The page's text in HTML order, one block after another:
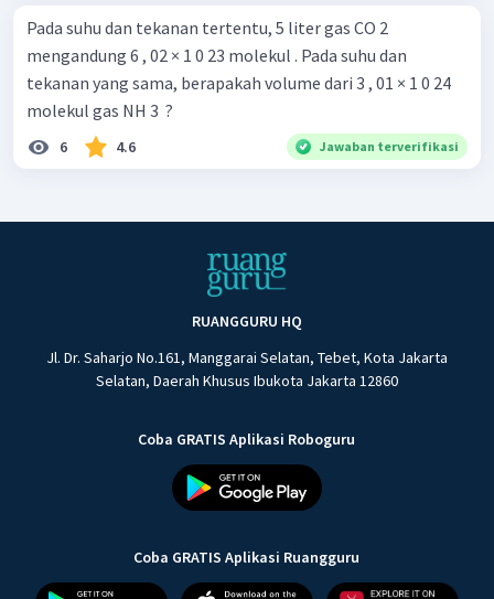
Pada suhu dan tekanan tertentu, 5 liter gas CO 2 ​
mengandung 6 , 02 × 1 0 23 molekul . Pada suhu dan
tekanan yang sama, berapakah volume dari 3 , 01 × 1 0 24
molekul gas NH 3 ​ ?
6 4.6 Jawaban terverifikasi
RUANGGURU HQ
Jl. Dr. Saharjo No.161, Manggarai Selatan, Tebet, Kota Jakarta
Selatan, Daerah Khusus Ibukota Jakarta 12860
Coba GRATIS Aplikasi Roboguru
Coba GRATIS Aplikasi Ruangguru